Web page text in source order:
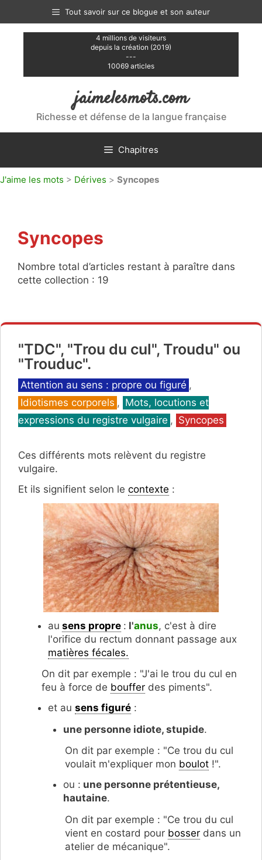
contenu
Tout savoir sur ce blogue et son auteur
4 millions de visiteurs
depuis la création (2019)
---
10069 articles
jaimelesmots.com
Richesse et défense de la langue française
Chapitres
J'aime les mots > Dérives > Syncopes
Syncopes
Nombre total d’articles restant à paraître dans
cette collection : 19
"TDC", "Trou du cul", Troudu" ou
"Trouduc".
Catégories
Attention au sens : propre ou figuré ,
Idiotismes corporels , Mots, locutions et
expressions du registre vulgaire , Syncopes
Ces différents mots relèvent du registre
vulgaire.
Et ils signifient selon le contexte :
au sens propre : l'anus, c'est à dire
l'orifice du rectum donnant passage aux
matières fécales.
On dit par exemple : "J'ai le trou du cul en
feu à force de bouffer des piments".
et au sens figuré :
une personne idiote, stupide.
On dit par exemple : "Ce trou du cul
voulait m'expliquer mon boulot !".
ou : une personne prétentieuse,
hautaine.
On dit par exemple : "Ce trou du cul
vient en costard pour bosser dans un
atelier de mécanique".